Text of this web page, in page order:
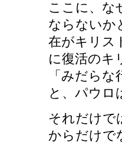
ここに、な
ならないか
在がキリス
に復活のキ
「みだら
と、パウロ
それだけで
からだけで